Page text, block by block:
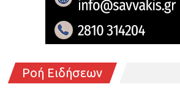
Ροή Ειδήσεων